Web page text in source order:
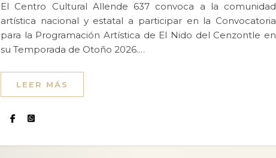
El Centro Cultural Allende 637 convoca a la comunidad
artística nacional y estatal a participar en la Convocatoria
para la Programación Artística de El Nido del Cenzontle en
su Temporada de Otoño 2026.…
LEER MÁS